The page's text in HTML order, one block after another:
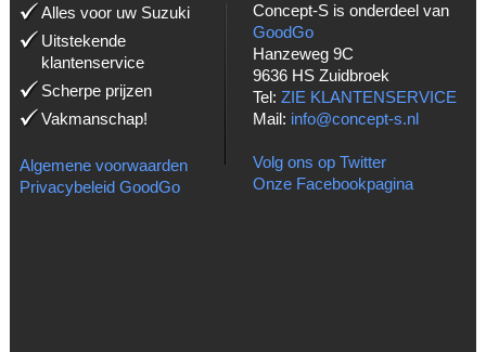
Alles voor uw Suzuki
Uitstekende
klantenservice
Scherpe prijzen
Vakmanschap!
Algemene voorwaarden
Privacybeleid GoodGo
Concept-S is onderdeel van
GoodGo
Hanzeweg 9C
9636 HS Zuidbroek
Tel: ZIE KLANTENSERVICE
Mail: info@concept-s.nl
Volg ons op Twitter
Onze Facebookpagina